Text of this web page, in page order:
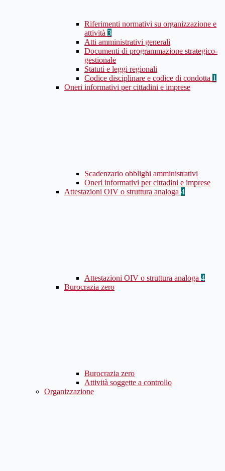
Riferimenti normativi su organizzazione e
attività 3
Atti amministrativi generali
Documenti di programmazione strategico-
gestionale
Statuti e leggi regionali
Codice disciplinare e codice di condotta 1
Oneri informativi per cittadini e imprese
Scadenzario obblighi amministrativi
Oneri informativi per cittadini e imprese
Attestazioni OIV o struttura analoga 4
Attestazioni OIV o struttura analoga 4
Burocrazia zero
Burocrazia zero
Attività soggette a controllo
Organizzazione